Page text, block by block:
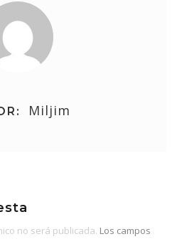
Miljim
no será publicada. Los campos